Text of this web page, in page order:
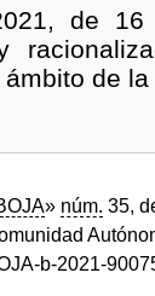
de
de
» núm. 35,
b-2021-